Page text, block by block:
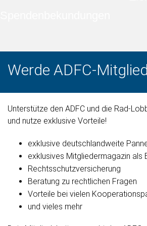
Werde ADFC-
Unterstütze den ADFC und die Rad-
und nutze exklusive Vorteile!
exklusive deutschlandweite
exklusives Mitgliedermagazin als
Rechtsschutzversicherung
Beratung zu rechtlichen Fragen
Vorteile bei vielen
und vieles mehr